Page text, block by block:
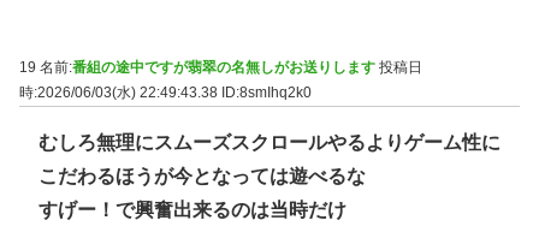
19 名前:番組の途中ですが翡翠の名無しがお送りします 投稿日
時:2026/06/03(水) 22:49:43.38 ID:8smIhq2k0
むしろ無理にスムーズスクロールやるよりゲーム性に
こだわるほうが今となっては遊べるな
すげー！で興奮出来るのは当時だけ